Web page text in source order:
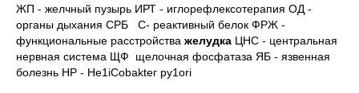
ЖП - желчный пузырь ИРТ - иглорефлексотерапия ОД -
органы дыхания СРБ С- реактивный белок ФРЖ -
функциональные расстройства желудка ЦНС - центральная
нервная система ЩФ щелочная фосфатаза ЯБ - язвенная
болезнь НР - Не1iСоbаktег ру1оri